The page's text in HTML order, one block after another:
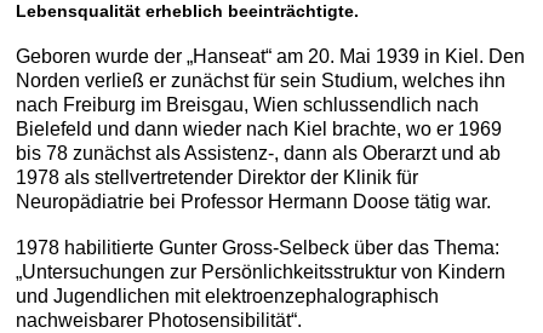
Lebensqualität erheblich beeinträchtigte.
Geboren wurde der „Hanseat“ am 20. Mai 1939 in Kiel. Den
Norden verließ er zunächst für sein Studium, welches ihn
nach Freiburg im Breisgau, Wien schlussendlich nach
Bielefeld und dann wieder nach Kiel brachte, wo er 1969
bis 78 zunächst als Assistenz-, dann als Oberarzt und ab
1978 als stellvertretender Direktor der Klinik für
Neuropädiatrie bei Professor Hermann Doose tätig war.
1978 habilitierte Gunter Gross-Selbeck über das Thema:
„Untersuchungen zur Persönlichkeitsstruktur von Kindern
und Jugendlichen mit elektroenzephalographisch
nachweisbarer Photosensibilität“.